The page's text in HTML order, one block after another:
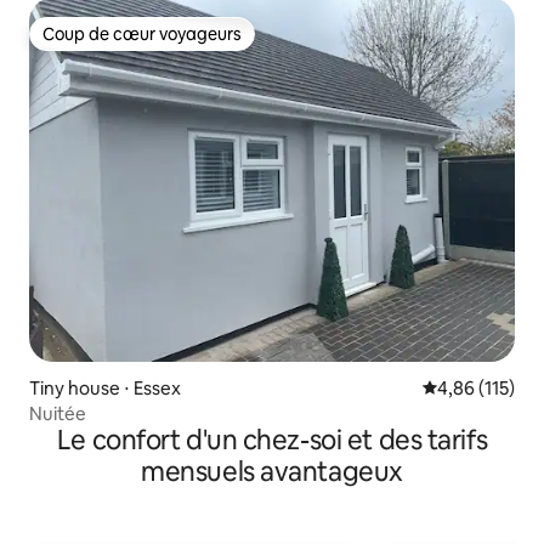
Coup de cœur voyageurs
Coup de cœur voyageurs
Tiny house ⋅ Essex Évaluation
4,86 (115)
Nuitée
Le confort d'un chez-soi et des tarifs
mensuels avantageux